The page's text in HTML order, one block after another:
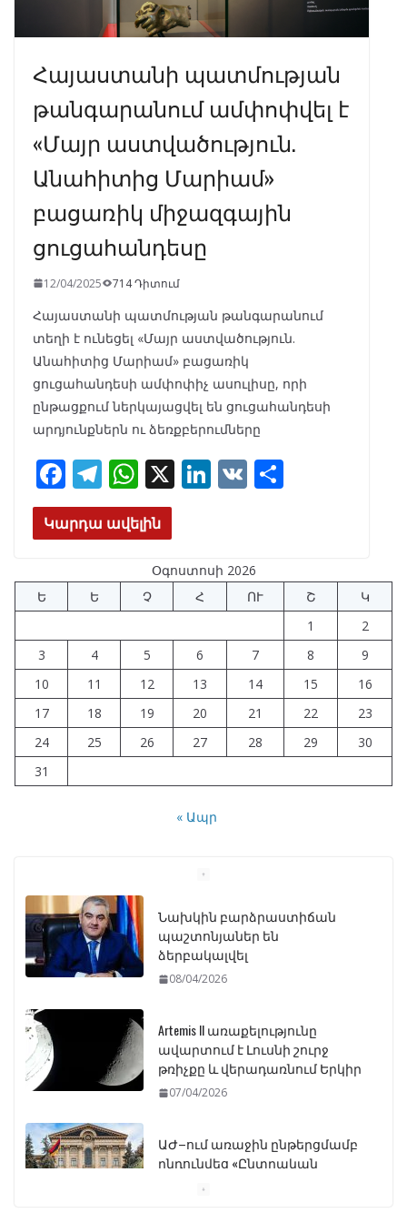
Հայաստանի պատմության
թանգարանում ամփոփվել է
«Մայր աստվածություն.
Անահիտից Մարիամ»
բացառիկ միջազգային
ցուցահանդեսը
12/04/2025 714 Դիտում
Հայաստանի պատմության թանգարանում
տեղի է ունեցել «Մայր աստվածություն.
Անահիտից Մարիամ» բացառիկ
ցուցահանդեսի ամփոփիչ ասուլիսը, որի
ընթացքում ներկայացվել են ցուցահանդեսի
արդյունքներն ու ձեռքբերումները
F
ac
e
o
o
k
T
el
e
a
m
W
h
at
A
p
p
X Li
e
dI
n
V
Կարդա ավելին
Օգոստոսի 2026
Ե
Ե Չ Հ ՈՒ Շ
Կ
1
2
3
4 5 6 7 8
9
10
11 12 13 14 15
16
17
18 19 20 21 22
23
24
25 26 27 28 29
30
31
« Ապր
Նախկին բարձրաստիճան
պաշտոնյաներ են
ձերբակալվել
08/04/2026
Artemis II առաքելությունը
ավարտում է Լուսնի շուրջ
թռիչքը և վերադառնում Երկիր
07/04/2026
ԱԺ–ում առաջին ընթերցմամբ
ընդունվեց «Ընտրական